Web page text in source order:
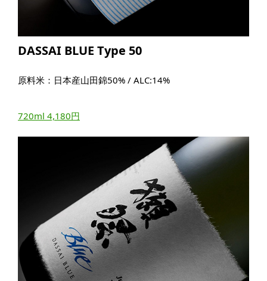
DASSAI BLUE Type 50
原料米：日本産山田錦50% / ALC:14%
720ml 4,180円